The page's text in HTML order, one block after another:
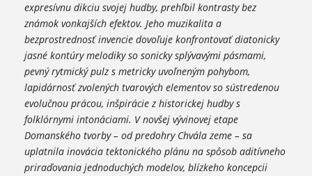
expresívnu dikciu svojej hudby, prehĺbil kontrasty bez
známok vonkajších efektov. Jeho muzikalita a
bezprostrednosť invencie dovoľuje konfrontovať diatonicky
jasné kontúry melodiky so sonicky splývavými pásmami,
pevný rytmický pulz s metricky uvoľneným pohybom,
lapidárnosť zvolených tvarových elementov so sústredenou
evolučnou prácou, inšpirácie z historickej hudby s
folklórnymi intonáciami. V novšej vývinovej etape
Domanského tvorby – od predohry Chvála zeme – sa
uplatnila inovácia tektonického plánu na spôsob aditívneho
priraďovania jednoduchých modelov, blízkeho koncepcii